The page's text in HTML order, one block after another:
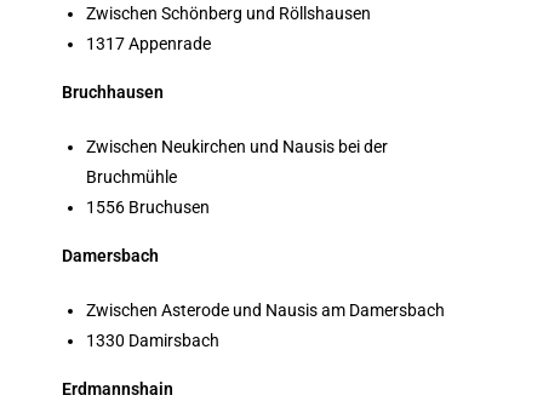
Zwischen Schönberg und Röllshausen
1317 Appenrade
Bruchhausen
Zwischen Neukirchen und Nausis bei der
Bruchmühle
1556 Bruchusen
Damersbach
Zwischen Asterode und Nausis am Damersbach
1330 Damirsbach
Erdmannshain